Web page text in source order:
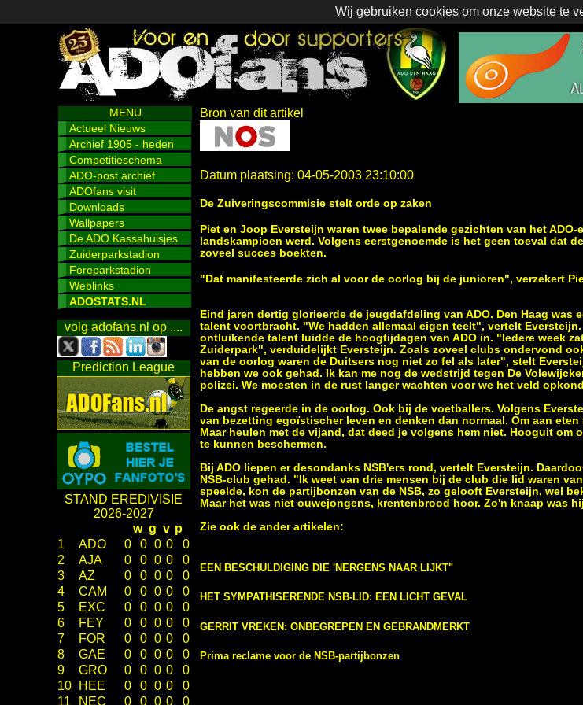
Wij gebruiken cookies om onze website te
MENU
Actueel Nieuws
Archief 1905 - heden
Competitieschema
ADO-post archief
ADOfans visit
Downloads
Wallpapers
De ADO Kassahuisjes
Zuiderparkstadion
Foreparkstadion
Weblinks
ADOSTATS.NL
volg adofans.nl op ....
Prediction League
STAND EREDIVISIE
2026-2027
w g v p
1
ADO 0 0 0 0
0
2
AJA 0 0 0 0
0
3
AZ 0 0 0 0
0
4
CAM 0 0 0 0
0
5
EXC 0 0 0 0
0
6
FEY 0 0 0 0
0
7
FOR 0 0 0 0
0
8
GAE 0 0 0 0
0
9
GRO 0 0 0 0
0
10
HEE 0 0 0 0
0
11
NEC 0 0 0 0 0
Bron van dit artikel
Datum plaatsing: 04-05-2003 23:10:00
De Zuiveringscommisie stelt orde op zaken
Piet en Joop Eversteijn waren twee bepalende gezichten van het
landskampioen werd. Volgens eerstgenoemde is het geen toeval dat
zoveel succes boekten.
"Dat manifesteerde zich al voor de oorlog bij de junioren", verzekert
Eind jaren dertig glorieerde de jeugdafdeling van ADO. Den Haag was
talent voortbracht. "We hadden allemaal eigen teelt", vertelt
ontluikende talent luidde de hoogtijdagen van ADO in. "Iedere week
Zuiderpark", verduidelijkt Eversteijn. Zoals zoveel clubs ondervond
van de oorlog waren de Duitsers nog niet zo fel als later", stelt
hebben we ook gehad. Ik kan me nog de wedstrijd tegen De
polizei. We moesten in de rust langer wachten voor we het veld
De angst regeerde in de oorlog. Ook bij de voetballers. Volgens
van bezetting egoïstischer leven en denken dan normaal. Om aan
Maar heulen met de vijand, dat deed je volgens hem niet. Hooguit om
te kunnen beschermen.
Bij ADO liepen er desondanks NSB'ers rond, vertelt Eversteijn.
NSB-club gehad. "Ik weet van drie mensen bij de club die lid waren
speelde, kon de partijbonzen van de NSB, zo gelooft Eversteijn, wel
Maar het was niet ouwejongens, krentenbrood hoor. Zo'n knaap was
Zie ook de ander artikelen:
EEN BESCHULDIGING DIE 'NERGENS NAAR LIJKT"
HET SYMPATHISERENDE NSB-LID: EEN LICHT GEVAL
GERRIT VREKEN: ONBEGREPEN EN GEBRANDMERKT
Prima reclame voor de NSB-partijbonzen